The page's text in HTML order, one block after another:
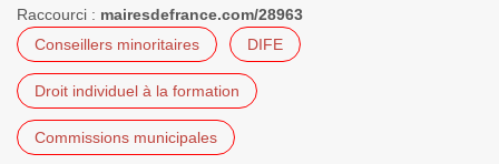
Raccourci : mairesdefrance.com/28963
Conseillers minoritaires
DIFE
Droit individuel à la formation
Commissions municipales